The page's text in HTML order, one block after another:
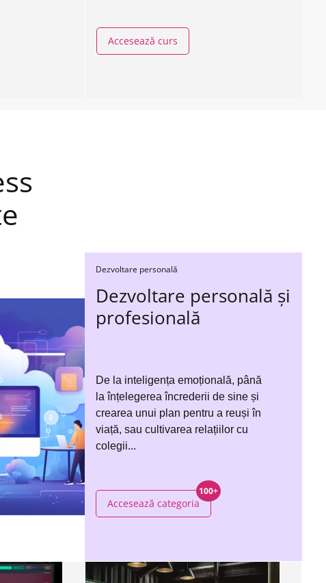
Accesează curs
Dezvoltare personală
Dezvoltare personală și
profesională
De la inteligența emoțională, până
la înțelegerea încrederii de sine și
crearea unui plan pentru a reuși în
viață, sau cultivarea relațiilor cu
colegii...
Accesează categoria
100+